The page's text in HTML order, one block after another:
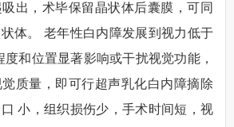
出，术毕保留晶状体后囊膜，可同
体。 老年性白内障发展到视力低于
和位置显著影响或干扰视觉功能，
质量，即可行超声乳化白内障摘除
小，组织损伤少，手术时间短，视